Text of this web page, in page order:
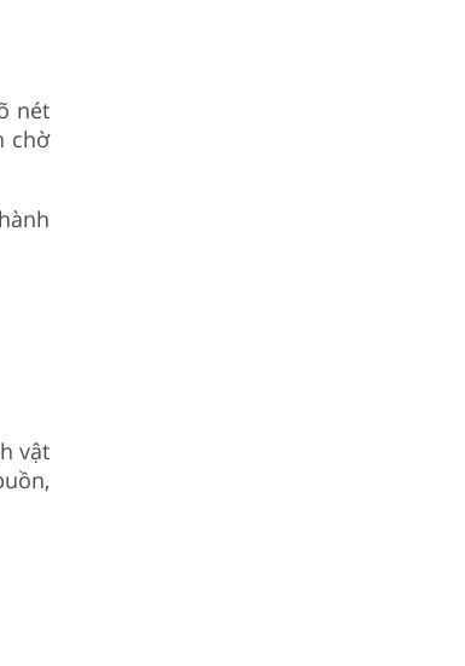
nét
chờ
vật